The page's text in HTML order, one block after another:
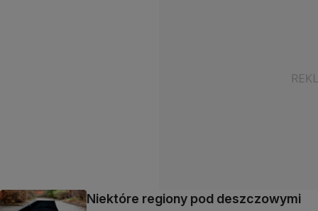
Niektóre regiony pod deszczowymi